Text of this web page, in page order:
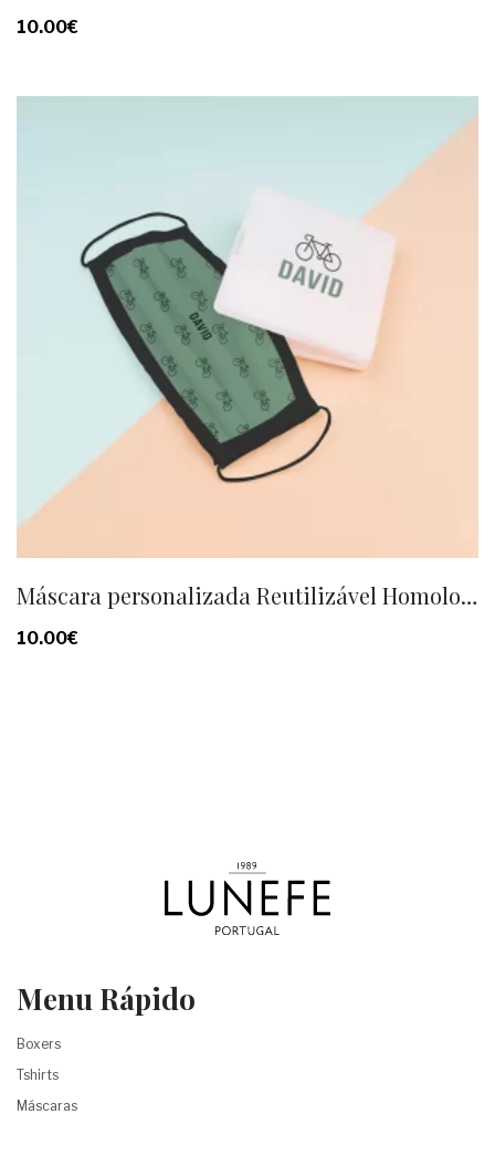
10.00€
Máscara personalizada Reutilizável Homologada
10.00€
Menu Rápido
Boxers
Tshirts
Máscaras